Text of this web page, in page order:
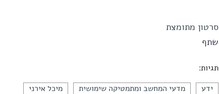
סרטון מתומצת
שתף
תגיות:
ידע מדעי המחשב ומתמטיקה שימושית מיכל אירני